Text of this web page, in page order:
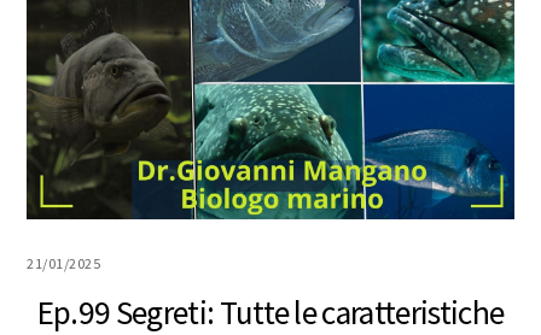
21/01/2025
Ep.99 Segreti: Tutte le caratteristiche